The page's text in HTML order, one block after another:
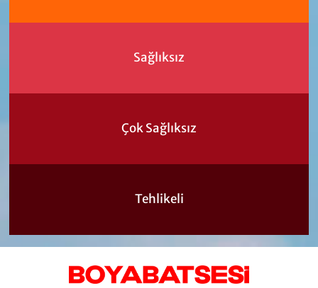
Sağlıksız
Çok Sağlıksız
Tehlikeli